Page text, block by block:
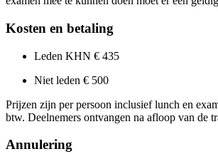
Kosten en betaling
Leden KHN € 435
Niet leden € 500
Prijzen zijn per persoon inclusief lunch en
btw. Deelnemers ontvangen na afloop van de
Annulering